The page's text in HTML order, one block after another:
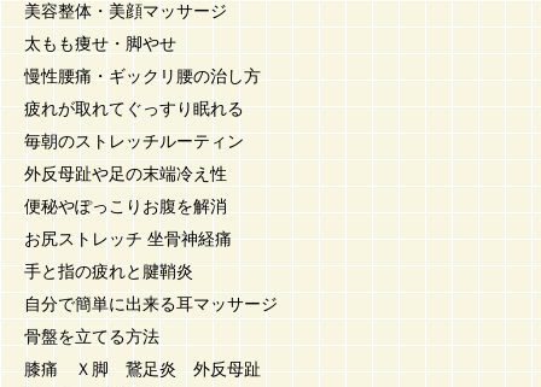
美容整体・美顔マッサージ
太もも痩せ・脚やせ
慢性腰痛・ギックリ腰の治し方
疲れが取れてぐっすり眠れる
毎朝のストレッチルーティン
外反母趾や足の末端冷え性
便秘やぽっこりお腹を解消
お尻ストレッチ 坐骨神経痛
手と指の疲れと腱鞘炎
自分で簡単に出来る耳マッサージ
骨盤を立てる方法
膝痛 Ｘ脚 鵞足炎 外反母趾